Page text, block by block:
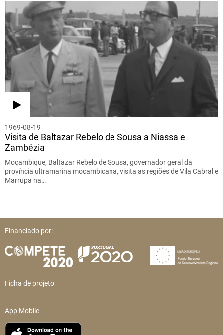
1969-08-19
Visita de Baltazar Rebelo de Sousa a Niassa e
Zambézia
Moçambique, Baltazar Rebelo de Sousa, governador geral da
província ultramarina moçambicana, visita as regiões de Vila Cabral e
Marrupa na…
Financiado por:
Ficha de projeto
App Mobile